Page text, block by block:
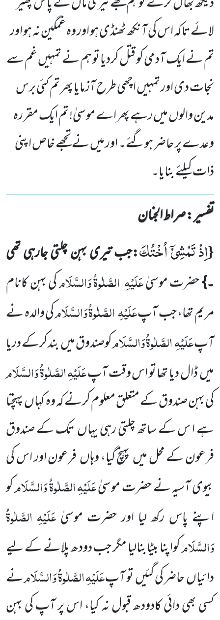
لائے تاکہ اس کی آنکھ ٹھنڈی ہو اور وہ غمگین نہ ہو اور
تم نے ایک آدمی کو قتل کردیا تو ہم نے تمہیں غم سے
نجات دی اور تمہیں اچھی طرح آزمایا پھر تم کئی برس
مدین والوں میں رہے پھر اے موسیٰ! تم ایک مقررہ
وعدے پر حاضر ہوگئے۔ اور میں نے تجھے خاص اپنی
ذات کیلئے بنایا۔
تفسیر : ‎صراط الجنان
{اِذْ تَمْشِیْۤ اُخْتُكَ:جب تیری بہن چلتی جارہی تھی
۔}حضرت موسیٰعَلَیْہِ الصَّلٰوۃُ وَالسَّلَامکی بہن کانام
مریم تھا، جب آپعَلَیْہِالصَّلٰوۃُ وَالسَّلَامکی والدہ نے
آپعَلَیْہِالصَّلٰوۃُ وَالسَّلَامکوصندوق میںبندکرکے دریا
میںڈال دیا تھا تو اس وقت آپعَلَیْہِ الصَّلٰوۃُ وَالسَّلَام
کی بہن صندوق کے متعلق معلوم کرنے کہ وہ کہاںپہنچتا
ہے ا س کے ساتھ چلتی رہی یہاںتک کے صندوق
فرعون کے محل میںپہنچ گیا، وہاںفرعون اور اس کی
بیوی آسیہ نے حضرت موسیٰعَلَیْہِ الصَّلٰوۃُ وَالسَّلَامکو
اپنے پاس رکھ لیا اور حضرت موسیٰعَلَیْہِ الصَّلٰوۃُ
وَالسَّلَامکواپنا بیٹابنالیا مگر جب دودھ پلانے کے لیے
دائیاںحاضر کی گئیںتو آپعَلَیْہِالصَّلٰوۃُ وَالسَّلَامنے
کسی بھی دائی کادودھ قبول نہ کیا، اس پر آپ کی بہن